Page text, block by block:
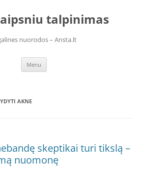
talpinimas
nuorodos – Ansta.lt
Menu
AKNE
skeptikai turi tikslą –
nuomonę